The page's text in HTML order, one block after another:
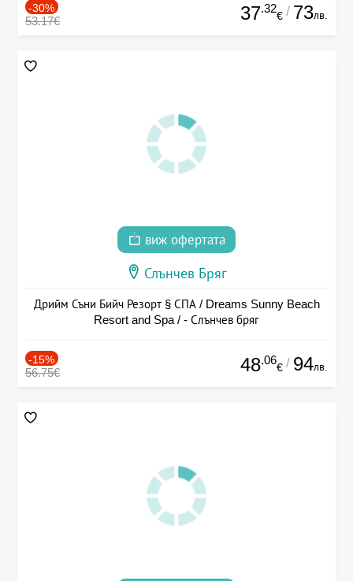
-30%
53.17€ 37.32
€ / 73лв.
виж офертата
Слънчев Бряг
Дрийм Съни Бийч Резорт § СПА / Dreams Sunny Beach
Resort and Spa / - Слънчев бряг
-15%
56.75€ 48.06
€ / 94лв.